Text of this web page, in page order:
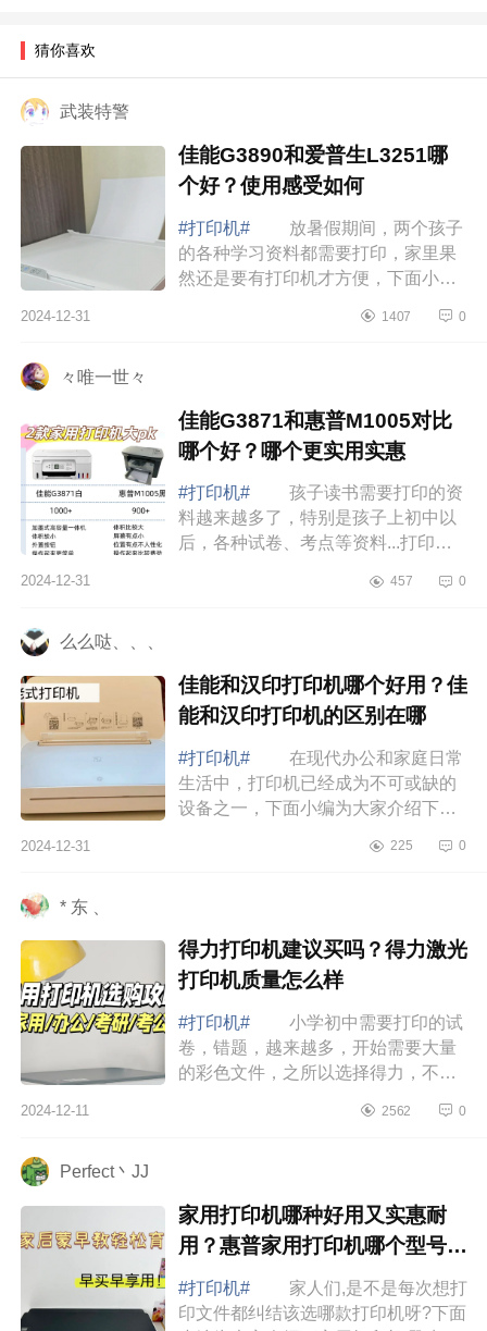
猜你喜欢
武装特警
佳能G3890和爱普生L3251哪
个好？使用感受如何
#打印机#
放暑假期间，两个孩子
的各种学习资料都需要打印，家里果
然还是要有打印机才方便，下面小编
L3251哪个好？使用感受如何 佳
2024-12-31 1407 0
々唯一世々
佳能G3871和惠普M1005对比
哪个好？哪个更实用实惠
#打印机#
孩子读书需要打印的资
料越来越多了，特别是孩子上初中以
后，各种试卷、考点等资料...打印需
面打印价格又贵，综合对比还是入手
2024-12-31 457 0
么么哒、、、
佳能和汉印打印机哪个好用？佳
能和汉印打印机的区别在哪
#打印机#
在现代办公和家庭日常
生活中，打印机已经成为不可或缺的
设备之一，下面小编为大家介绍下佳
印打印机的区别在哪 佳能和汉印
2024-12-31 225 0
* 东 、
得力打印机建议买吗？得力激光
打印机质量怎么样
#打印机#
小学初中需要打印的试
卷，错题，越来越多，开始需要大量
的彩色文件，之所以选择得力，不单
连接，不会出现卡纸。下面小编为大
2024-12-11 2562 0
Perfect丶JJ
家用打印机哪种好用又实惠耐
用？惠普家用打印机哪个型号性
价比高
#打印机#
家人们,是不是每次想打
印文件都纠结该选哪款打印机呀?下面